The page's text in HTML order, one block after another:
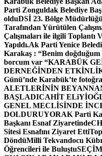
Parti Zonguldak Belediye
olduDSİ 23. Bölge
Tarafından Yürütülen
Çalışmaları ile ilgili Toplantı
Yapıldı.Ak Parti Yenice
Karakaş : “Benim
borcum var “KARABÜK
DERNEĞİNDEN
Günü’nde Karabük’te
ALETLERİNİN
BAŞLADICAHİT
GENEL MECLİSİNDE
DOLDURUYORAK Parti
Başkanı Esnaf Ziyaretinde
Sitesi Esnafını Ziyaret Etti
DöndüMilli Tekvandocu
Öğrencileri ile Buluştu